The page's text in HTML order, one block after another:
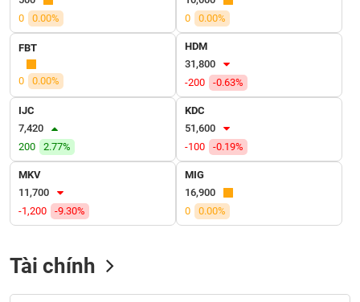
0
0.00%
0
0.00%
FBT
0 0.00%
HDM
31,800
-200
-0.63%
IJC
7,420
200
2.77%
KDC
51,600
-100
-0.19%
MKV
11,700
-1,200
-9.30%
MIG
16,900
0
0.00%
Tài chính
SÓC
SỨC
KHỎE
CHÍNH
CÔNG
TIN